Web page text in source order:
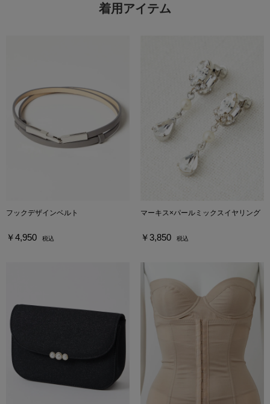
着用アイテム
フックデザインベルト
￥4,950 税込
マーキス×パールミックスイヤリング
￥3,850 税込